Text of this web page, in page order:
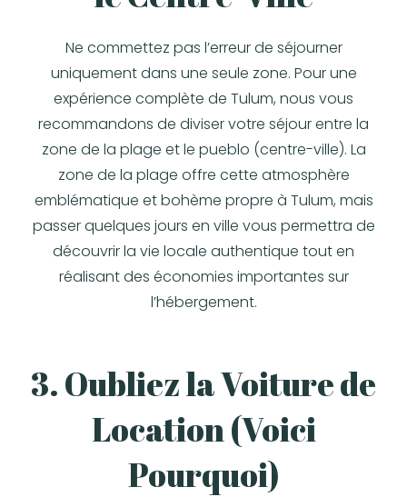
Ne commettez pas l’erreur de séjourner
uniquement dans une seule zone. Pour une
expérience complète de Tulum, nous vous
recommandons de diviser votre séjour entre la
zone de la plage et le pueblo (centre-ville). La
zone de la plage offre cette atmosphère
emblématique et bohème propre à Tulum, mais
passer quelques jours en ville vous permettra de
découvrir la vie locale authentique tout en
réalisant des économies importantes sur
l’hébergement.
3. Oubliez la Voiture de
Location (Voici
Pourquoi)